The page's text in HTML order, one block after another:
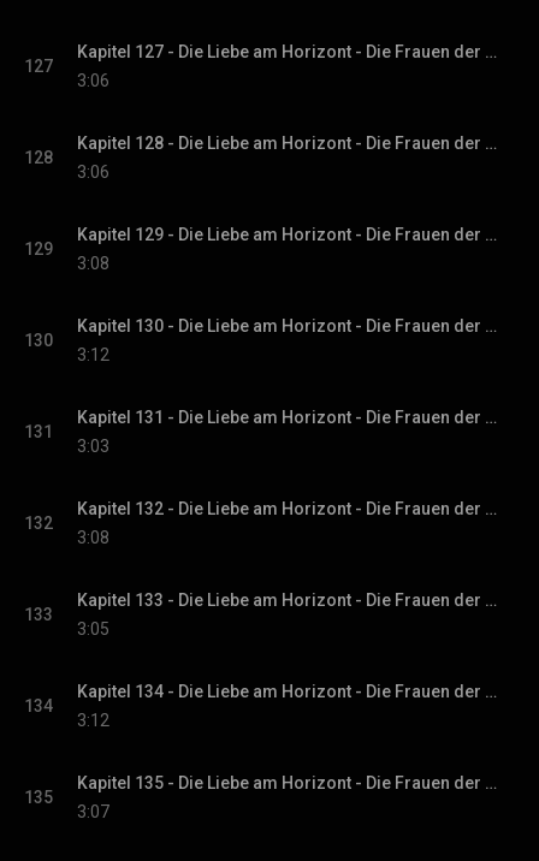
127
Kapitel 127 - Die Liebe am Horizont - Die Frauen der Villa Sommerwind, Band 3
3:06
128
Kapitel 128 - Die Liebe am Horizont - Die Frauen der Villa Sommerwind, Band 3
3:06
129
Kapitel 129 - Die Liebe am Horizont - Die Frauen der Villa Sommerwind, Band 3
3:08
130
Kapitel 130 - Die Liebe am Horizont - Die Frauen der Villa Sommerwind, Band 3
3:12
131
Kapitel 131 - Die Liebe am Horizont - Die Frauen der Villa Sommerwind, Band 3
3:03
132
Kapitel 132 - Die Liebe am Horizont - Die Frauen der Villa Sommerwind, Band 3
3:08
133
Kapitel 133 - Die Liebe am Horizont - Die Frauen der Villa Sommerwind, Band 3
3:05
134
Kapitel 134 - Die Liebe am Horizont - Die Frauen der Villa Sommerwind, Band 3
3:12
135
Kapitel 135 - Die Liebe am Horizont - Die Frauen der Villa Sommerwind, Band 3
3:07